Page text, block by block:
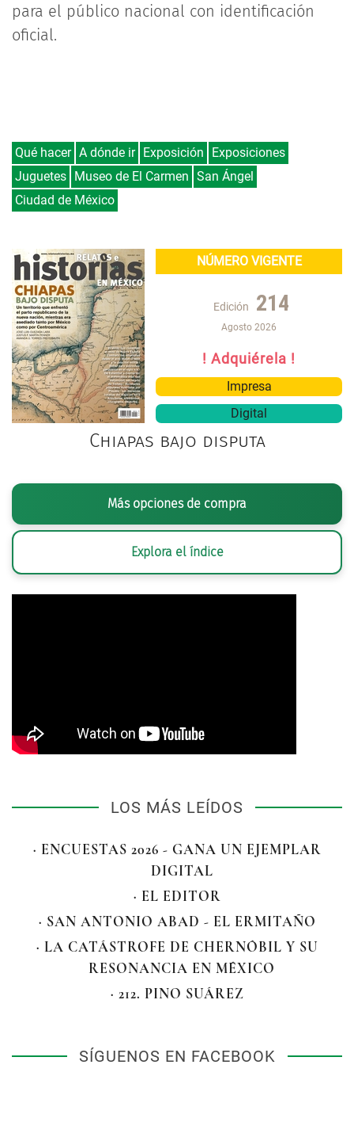
para el público nacional con identificación
oficial.
Qué hacer A dónde ir Exposición
Exposiciones
Juguetes Museo de El Carmen San Ángel
Ciudad de México
NÚMERO VIGENTE
Edición 214
Agosto 2026
! Adquiérela !
Impresa
Digital
Chiapas bajo disputa
Más opciones de compra
Explora el índice
LOS MÁS LEÍDOS
· ENCUESTAS 2026 - GANA UN EJEMPLAR
DIGITAL
· EL EDITOR
· SAN ANTONIO ABAD - EL ERMITAÑO
· LA CATÁSTROFE DE CHERNÓBIL Y SU
RESONANCIA EN MÉXICO
· 212. PINO SUÁREZ
SÍGUENOS EN FACEBOOK